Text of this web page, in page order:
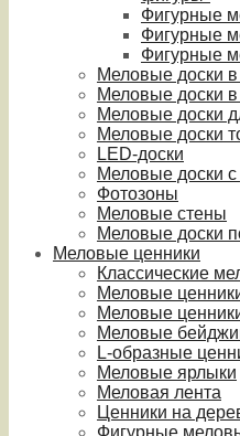
Фигурные
Фигурные
Фигурные
Меловые доски
Меловые доски
Меловые доски
Меловые доски
LED-доски
Меловые доски
Фотозоны
Меловые стены
Меловые доски
Меловые ценники
Классические
Меловые
Меловые
Меловые
L-образные
Меловые ярлыки
Меловая лента
Ценники на
Фигурные